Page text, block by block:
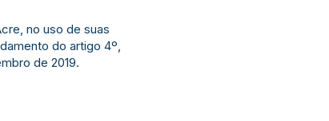
no uso de suas
do artigo 4º,
de 2019.